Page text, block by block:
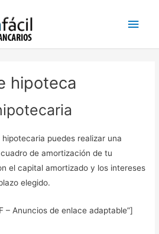
hipoteca
puedes realizar una
de amortización de tu
el capital amortizado y los intereses
elegido.
– Anuncios de enlace adaptable”]